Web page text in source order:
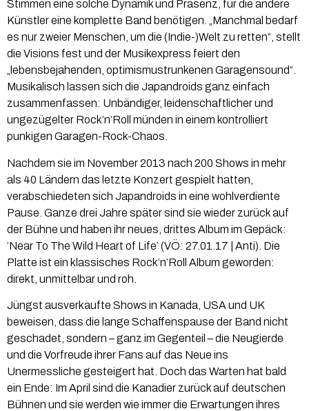
Stimmen eine solche Dynamik und Präsenz, für die andere
Künstler eine komplette Band benötigen. „Manchmal bedarf
es nur zweier Menschen, um die (Indie-)Welt zu retten“, stellt
die Visions fest und der Musikexpress feiert den
„lebensbejahenden, optimismustrunkenen Garagensound“.
Musikalisch lassen sich die Japandroids ganz einfach
zusammenfassen: Unbändiger, leidenschaftlicher und
ungezügelter Rock’n’Roll münden in einem kontrolliert
punkigen Garagen-Rock-Chaos.
Nachdem sie im November 2013 nach 200 Shows in mehr
als 40 Ländern das letzte Konzert gespielt hatten,
verabschiedeten sich Japandroids in eine wohlverdiente
Pause. Ganze drei Jahre später sind sie wieder zurück auf
der Bühne und haben ihr neues, drittes Album im Gepäck:
’Near To The Wild Heart of Life’ (VÖ: 27.01.17 | Anti). Die
Platte ist ein klassisches Rock’n’Roll Album geworden:
direkt, unmittelbar und roh.
Jüngst ausverkaufte Shows in Kanada, USA und UK
beweisen, dass die lange Schaffenspause der Band nicht
geschadet, sondern – ganz im Gegenteil – die Neugierde
und die Vorfreude ihrer Fans auf das Neue ins
Unermessliche gesteigert hat. Doch das Warten hat bald
ein Ende: Im April sind die Kanadier zurück auf deutschen
Bühnen und sie werden wie immer die Erwartungen ihres